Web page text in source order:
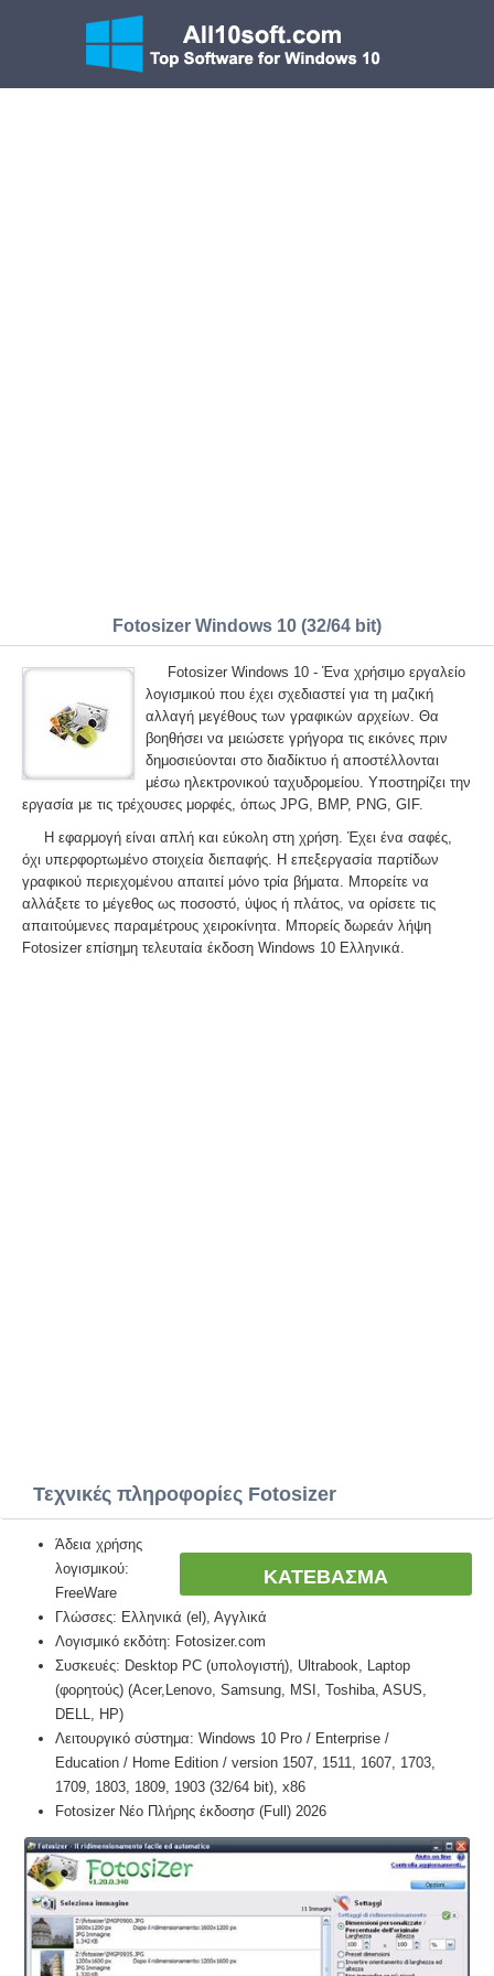
Fotosizer Windows 10 (32/64 bit)
Fotosizer Windows 10 - Ένα χρήσιμο εργαλείο
λογισμικού που έχει σχεδιαστεί για τη μαζική
αλλαγή μεγέθους των γραφικών αρχείων. Θα
βοηθήσει να μειώσετε γρήγορα τις εικόνες πριν
δημοσιεύονται στο διαδίκτυο ή αποστέλλονται
μέσω ηλεκτρονικού ταχυδρομείου. Υποστηρίζει την
εργασία με τις τρέχουσες μορφές, όπως JPG, BMP, PNG, GIF.
Η εφαρμογή είναι απλή και εύκολη στη χρήση. Έχει ένα σαφές,
όχι υπερφορτωμένο στοιχεία διεπαφής. Η επεξεργασία παρτίδων
γραφικού περιεχομένου απαιτεί μόνο τρία βήματα. Μπορείτε να
αλλάξετε το μέγεθος ως ποσοστό, ύψος ή πλάτος, να ορίσετε τις
απαιτούμενες παραμέτρους χειροκίνητα. Μπορείς δωρεάν λήψη
Fotosizer επίσημη τελευταία έκδοση Windows 10 Ελληνικά.
Τεχνικές πληροφορίες Fotosizer
ΚΑΤΕΒΑΣΜΑ
Άδεια χρήσης
λογισμικού:
FreeWare
Γλώσσες: Ελληνικά (el), Αγγλικά
Λογισμικό εκδότη: Fotosizer.com
Συσκευές: Desktop PC (υπολογιστή), Ultrabook, Laptop
(φορητούς) (Acer,Lenovo, Samsung, MSI, Toshiba, ASUS,
DELL, HP)
Λειτουργικό σύστημα: Windows 10 Pro / Enterprise /
Education / Home Edition / version 1507, 1511, 1607, 1703,
1709, 1803, 1809, 1903 (32/64 bit), x86
Fotosizer Νέο Πλήρης έκδοσησ (Full) 2026